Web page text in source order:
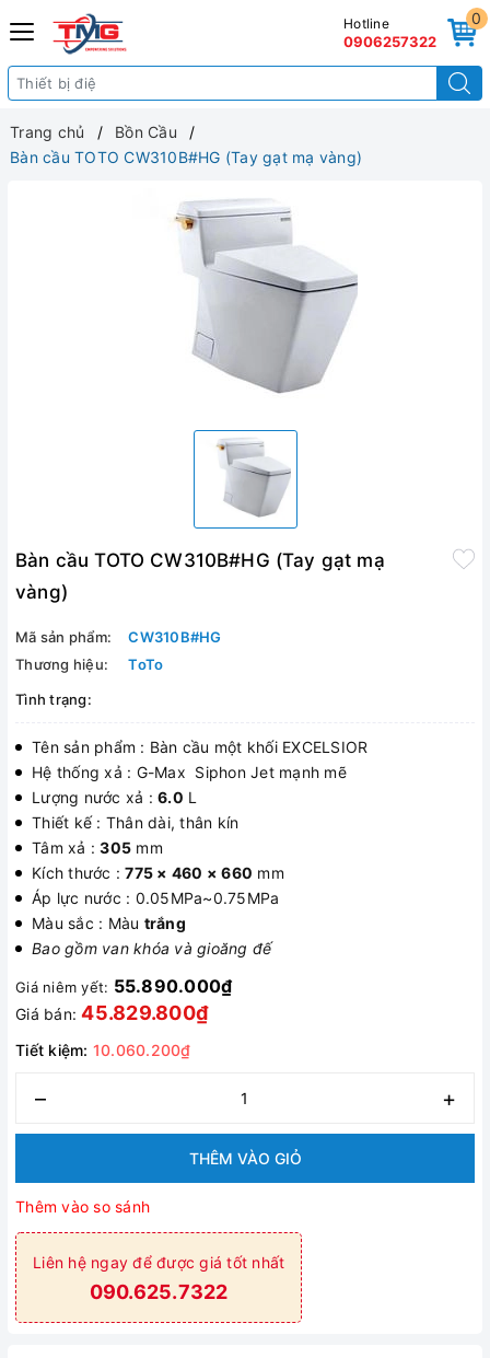
0
Hotline
0906257322
Trang chủ
Bồn Cầu
Bàn cầu TOTO CW310B#HG (Tay gạt mạ vàng)
Bàn cầu TOTO CW310B#HG (Tay gạt mạ
vàng)
Mã sản phẩm:
CW310B#HG
Thương hiệu:
ToTo
Tình trạng:
Tên sản phẩm : Bàn cầu một khối EXCELSIOR
Hệ thống xả : G-Max Siphon Jet mạnh mẽ
Lượng nước xả : 6.0 L
Thiết kế : Thân dài, thân kín
Tâm xả :305 mm
Kích thước :775 × 460 × 660 mm
Áp lực nước : 0.05MPa~0.75MPa
Màu sắc : Màu trắng
Bao gồm van khóa và gioăng đế
Giá niêm yết: 55.890.000₫
Giá bán:45.829.800₫
Tiết kiệm: 10.060.200₫
– +
THÊM VÀO GIỎ
Thêm vào so sánh
Liên hệ ngay để được giá tốt nhất
090.625.7322